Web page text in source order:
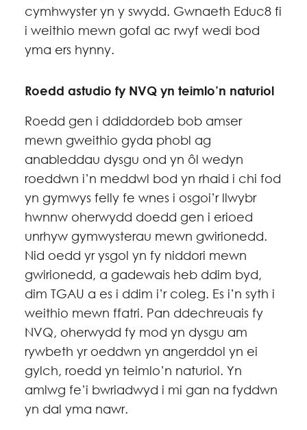
cymhwyster yn y swydd. Gwnaeth Educ8 fi
i weithio mewn gofal ac rwyf wedi bod
yma ers hynny.
Roedd astudio fy NVQ yn teimlo’n naturiol
Roedd gen i ddiddordeb bob amser
mewn gweithio gyda phobl ag
anableddau dysgu ond yn ôl wedyn
roeddwn i’n meddwl bod yn rhaid i chi fod
yn gymwys felly fe wnes i osgoi’r llwybr
hwnnw oherwydd doedd gen i erioed
unrhyw gymwysterau mewn gwirionedd.
Nid oedd yr ysgol yn fy niddori mewn
gwirionedd, a gadewais heb ddim byd,
dim TGAU a es i ddim i’r coleg. Es i’n syth i
weithio mewn ffatri. Pan ddechreuais fy
NVQ, oherwydd fy mod yn dysgu am
rywbeth yr oeddwn yn angerddol yn ei
gylch, roedd yn teimlo’n naturiol. Yn
amlwg fe’i bwriadwyd i mi gan na fyddwn
yn dal yma nawr.